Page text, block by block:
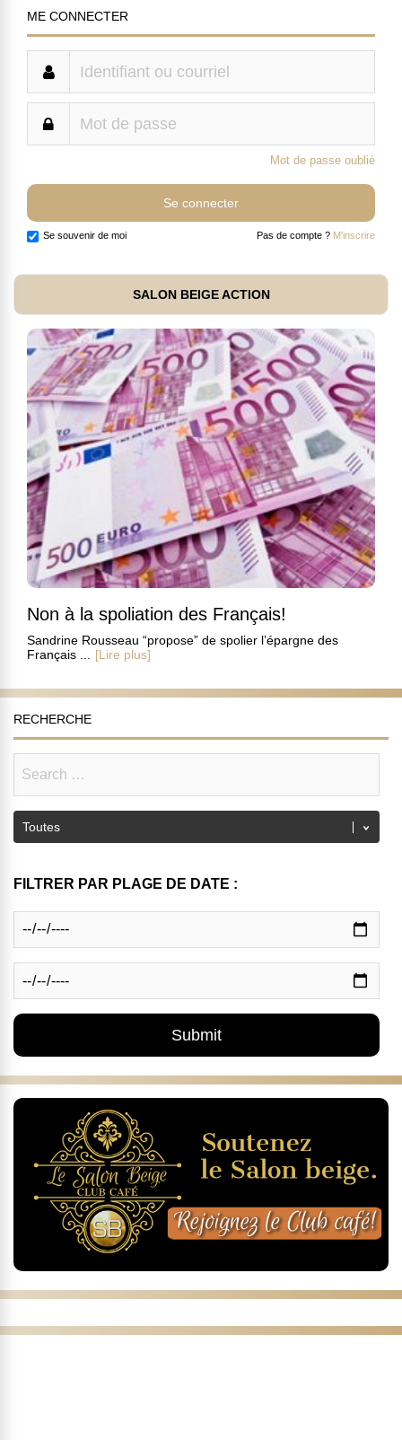
ME CONNECTER
Mot de passe oublié
Se souvenir de moi Pas de compte ? M'inscrire
SALON BEIGE ACTION
Non à la spoliation des Français!
Sandrine Rousseau “propose” de spolier l’épargne des
Français ...
[Lire plus]
RECHERCHE
FILTRER PAR PLAGE DE DATE :